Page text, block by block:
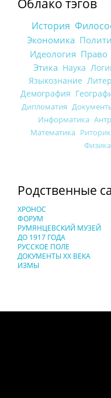
История
Экономика
Идеология Право
Этика Наука
Языкознание
Демография
Дипломатия
Информатика
Математика
Физика
Родственные
ХРОНОС
ФОРУМ
РУМЯНЦЕВСКИЙ МУЗЕЙ
ДО 1917 ГОДА
РУССКОЕ ПОЛЕ
ДОКУМЕНТЫ XX ВЕКА
ИЗМЫ